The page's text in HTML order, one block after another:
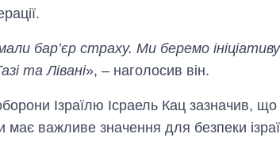
бар’єр страху. Ми беремо
та Лівані», – наголосив він.
Ізраїлю Ісраель Кац зазначив,
має важливе значення для безпеки